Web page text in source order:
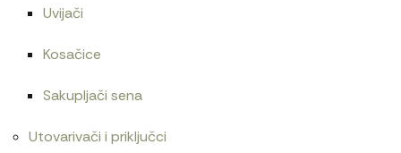
Uvijači
Kosačice
Sakupljači sena
Utovarivači i priključci